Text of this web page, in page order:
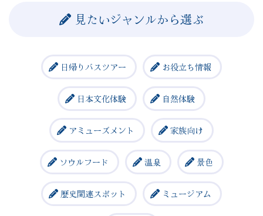
見たいジャンルから選ぶ
日帰りバスツアー お役立ち情報
日本文化体験 自然体験
アミューズメント 家族向け
ソウルフード 温泉 景色
歴史関連スポット ミュージアム